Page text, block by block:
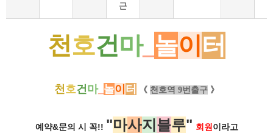
근
천호건마_ 놀이터
천호건마_ 놀이 터 《 천호역 9번출구 》
예약&문의 시 꼭!! "마사지 블루" 회원 이라고